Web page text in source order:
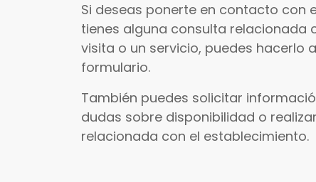
Si deseas ponerte en contacto con
tienes alguna consulta relacionada
visita o un servicio, puedes hacerlo
formulario.
También puedes solicitar
dudas sobre disponibilidad o
relacionada con el establecimiento.